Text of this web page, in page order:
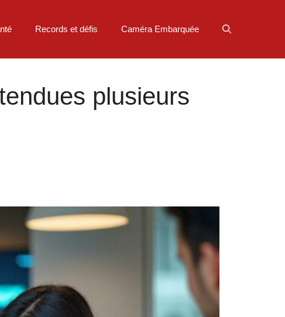
Records et défis Caméra Embarquée
plusieurs